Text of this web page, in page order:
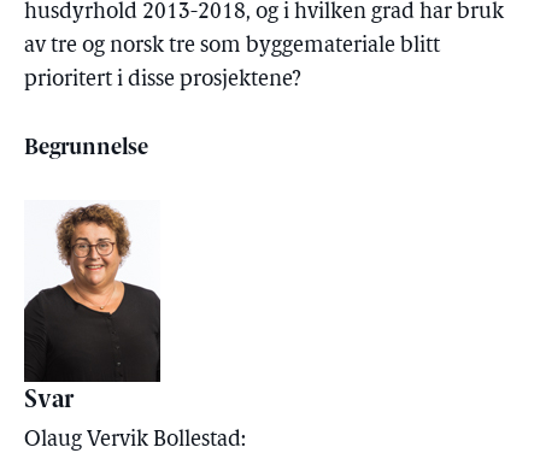
husdyrhold 2013-2018, og i hvilken grad har bruk
av tre og norsk tre som byggemateriale blitt
prioritert i disse prosjektene?
Begrunnelse
Svar
Olaug Vervik Bollestad: